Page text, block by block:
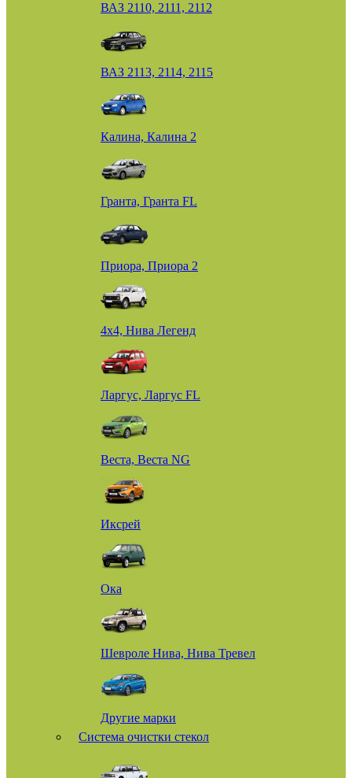
ВАЗ 2110, 2111, 2112
ВАЗ 2113, 2114, 2115
Калина, Калина 2
Гранта, Гранта FL
Приора, Приора 2
4х4, Нива Легенд
Ларгус, Ларгус FL
Веста, Веста NG
Иксрей
Ока
Шевроле Нива, Нива Тревел
Другие марки
Система очистки стекол